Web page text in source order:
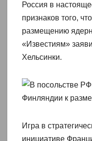
Россия в
признаков того,
размещению
«Известиям»
Хельсинки.
Игра в
инициативе